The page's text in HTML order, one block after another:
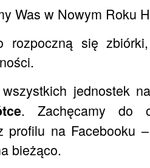
Was w Nowym Roku
rozpoczną się
jednostek
. Zachęcamy do
profilu na Facebooku
bieżąco.